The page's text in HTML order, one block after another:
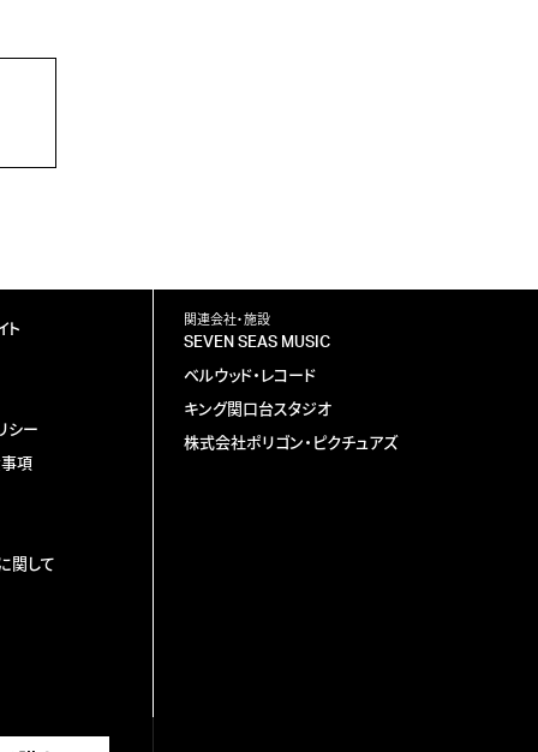
ト
シー
項
関して
関連会社・施設
SEVEN SEAS MUSIC
ベルウッド・レコード
キング関口台スタジオ
株式会社ポリゴン・ピクチュアズ